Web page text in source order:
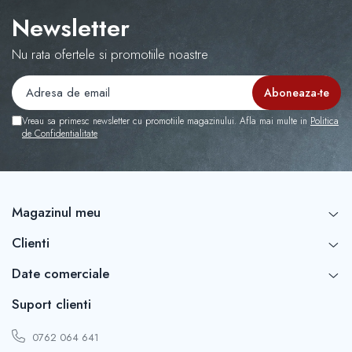
Capace r16 Volvo
Capace r16 VW
Newsletter
Nu rata ofertele si promotiile noastre
Vreau sa primesc newsletter cu promotiile magazinului. Afla mai multe in Politica
de Confidentialitate
Magazinul meu
Clienti
Date comerciale
Suport clienti
0762 064 641